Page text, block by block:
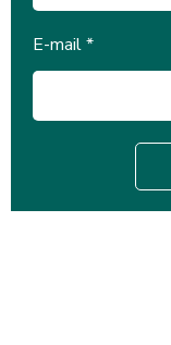
E-mail*